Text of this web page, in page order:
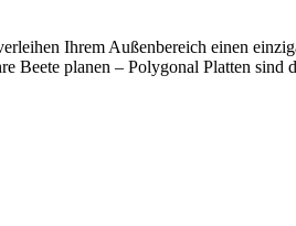
Ihrem Außenbereich einen
Beete planen – Polygonal Platten sind